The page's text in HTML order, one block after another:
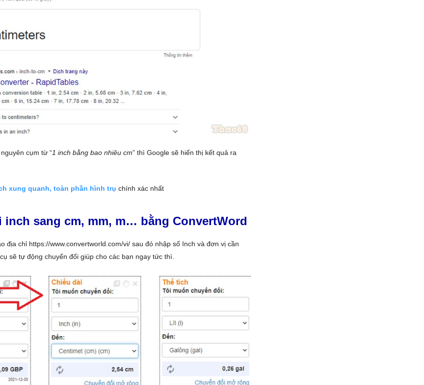
cụm từ “1 inch bằng bao nhiêu cm” thì Google sẽ hiển thị kết quả ra
xung quanh, toàn phần hình trụ chính xác nhất
inch sang cm, mm, m… bằng ConvertWord
địa chỉ https://www.convertworld.com/vi/ sau đó nhập số Inch và đơn vị cần
sẽ tự động chuyển đổi giúp cho các bạn ngay tức thì.